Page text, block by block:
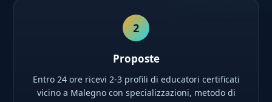
2
Proposte
Entro 24 ore ricevi 2-3 profili di educatori certificati
vicino a Malegno con specializzazioni, metodo di